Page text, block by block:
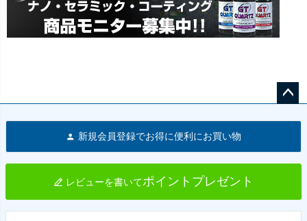
へ
新規会員登録でお得に便利にお買い物
レビューを書いてポイントプレゼント